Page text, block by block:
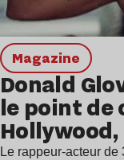
magazine
Donald
le point de
Hollywood,
Le rappeur-acteur